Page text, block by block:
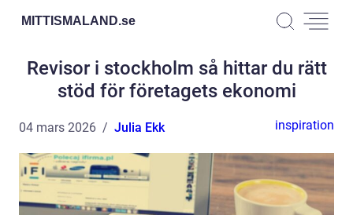
MITTISMALAND.se
Revisor i stockholm så hittar du rätt
stöd för företagets ekonomi
04 mars 2026 Julia Ekk inspiration